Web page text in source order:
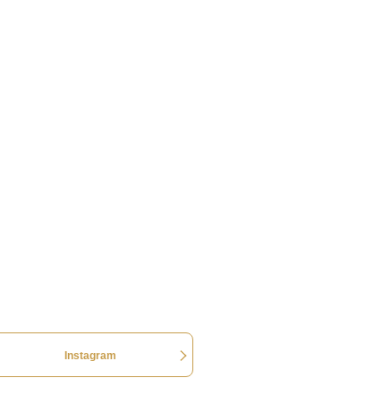
Instagram